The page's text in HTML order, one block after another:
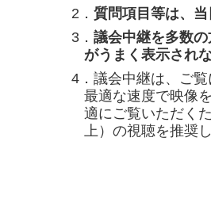
2． 質問項目等は、
3． 議会中継を多数
がうまく表示され
4．議会中継は、ご
最適な速度で映像
適にご覧いただく
上）の視聴を推奨し